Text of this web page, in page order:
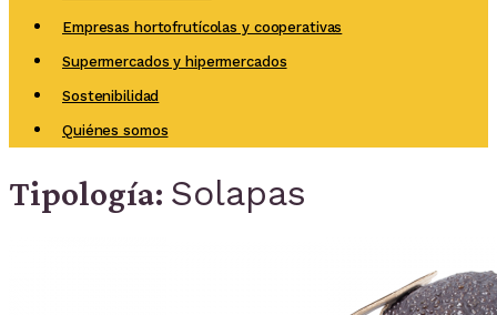
Empresas hortofrutícolas y cooperativas
Supermercados y hipermercados
Sostenibilidad
Quiénes somos
Tipología: Solapas